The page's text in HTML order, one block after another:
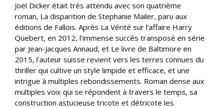
Joël Dicker était très attendu avec son quatrième
roman, La disparition de Stephanie Mailer, paru aux
éditions de Fallois. Après La Vérité sur l’affaire Harry
Quebert, en 2012, l’immense succès transposé en série
par Jean-Jacques Annaud, et Le livre de Baltimore en
2015, l’auteur suisse revient vers les terres connues du
thriller qui cultive un style limpide et efficace, et une
intrigue à multiples rebondissements. Roman dense aux
multiples voix qui se répondent à travers le temps, sa
construction astucieuse tricote et détricote les